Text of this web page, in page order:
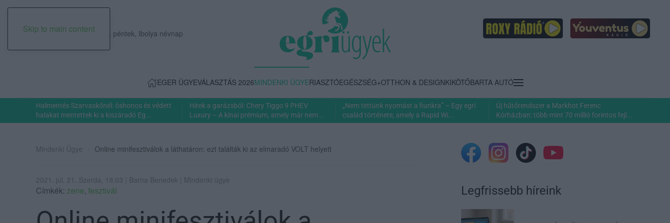
Skip to main content
2026. augusztus 07., péntek, Ibolya névnap
EGER ÜGYEVÁLASZTÁS 2026MINDENKI ÜGYERIASZTÓEGÉSZSÉG+OTTHON & DESIGNKIKÖTŐBARTA AUTÓ
Halmentés Szarvaskőnél: őshonos és védett
halakat mentettek ki a kiszáradó Eg...
Hírek a garázsból: Chery Tiggo 9 PHEV
Luxury – A kínai prémium, amely már nem...
„Nem tettünk nyomást a fiunkra” – Egy egri
család története, amely a Rapid Wi...
Új hűtőrendszer a Markhot Ferenc
Kórházban: több mint 70 millió forintos fejl...
Mindenki Ügye Online minifesztiválok a láthatáron: ezt találták ki az elmaradó VOLT helyett
2021. júl. 21. Szerda, 18:03 | Barna Benedek | Mindenki ügye
Címkék: zene, fesztivál Legfrissebb híreink